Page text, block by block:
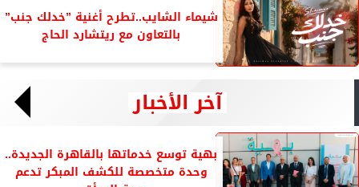
شيماء الشايب..تطرح أغنية ”خدلك جنب”
بالتعاون مع ريتشارد الحاج
آخر الأخبار
بهية توسع خدماتها بالقاهرة الجديدة..
وحدة متخصصة للكشف المبكر تدعم